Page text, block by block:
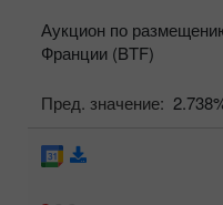
Аукцион по
Франции (BTF)
Пред. значение: